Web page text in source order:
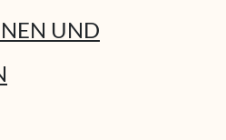
UND A